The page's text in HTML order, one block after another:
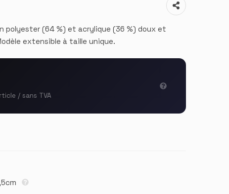
polyester (64 %) et acrylique (36 %) doux et
extensible à taille unique.
/ sans TVA